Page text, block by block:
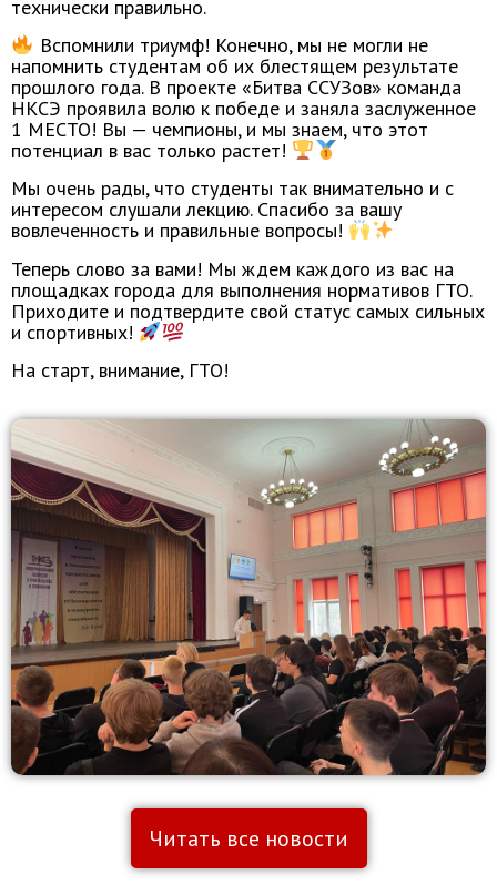
технически правильно.
Вспомнили триумф! Конечно, мы не могли не
напомнить студентам об их блестящем результате
прошлого года. В проекте «Битва ССУЗов» команда
НКСЭ проявила волю к победе и заняла заслуженное
1 МЕСТО! Вы — чемпионы, и мы знаем, что этот
потенциал в вас только растет!
Мы очень рады, что студенты так внимательно и с
интересом слушали лекцию. Спасибо за вашу
вовлеченность и правильные вопросы!
Теперь слово за вами! Мы ждем каждого из вас на
площадках города для выполнения нормативов ГТО.
Приходите и подтвердите свой статус самых сильных
и спортивных!
На старт, внимание, ГТО!
Читать все новости